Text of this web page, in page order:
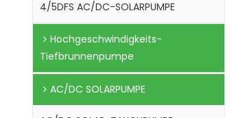
4/5DFS AC/DC-SOLARPUMPE
Hochgeschwindigkeits-
Tiefbrunnenpumpe
AC/DC SOLARPUMPE